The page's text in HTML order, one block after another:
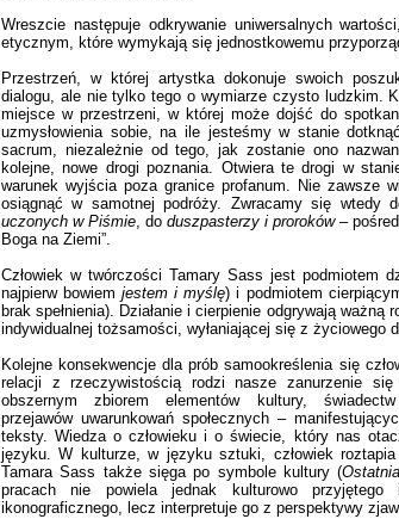
Wreszcie następuje odkrywanie uniwersalnych
etycznym, które wymykają się jednostkowemu
Przestrzeń, w której artystka dokonuje swoich
dialogu, ale nie tylko tego o wymiarze czysto ludzkim.
miejsce w przestrzeni, w której może dojść do
uzmysłowienia sobie, na ile jesteśmy w stanie
sacrum, niezależnie od tego, jak zostanie ono
kolejne, nowe drogi poznania. Otwiera te drogi w
warunek wyjścia poza granice profanum. Nie zawsze
osiągnąć w samotnej podróży. Zwracamy się wtedy
uczonych w Piśmie, do duszpasterzy i proroków–
Boga na Ziemi”.
Człowiek w twórczości Tamary Sass jest podmiotem
najpierw bowiemjestem i myślę) i podmiotem
brak spełnienia). Działanie i cierpienie odgrywają ważną
indywidualnej tożsamości, wyłaniającej się z życiowego
Kolejne konsekwencje dla prób samookreślenia się
relacji z rzeczywistością rodzi nasze zanurzenie
obszernym zbiorem elementów kultury,
przejawów uwarunkowań społecznych –
teksty. Wiedza o człowieku i o świecie, który nas
języku. W kulturze, w języku sztuki, człowiek
Tamara Sass także sięga po symbole kultury (
pracach nie powiela jednak kulturowo przyjętego
ikonograficznego, lecz interpretuje go z perspektywy